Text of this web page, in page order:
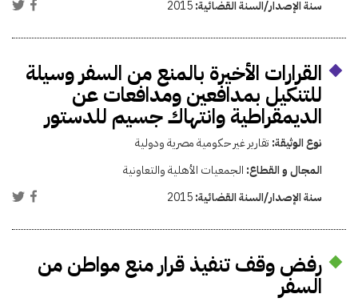
سنة الإصدار/السنة القضائية:2015
القرارات الأخيرة بالمنع من السفر وسيلة
للتنكيل بمدافعين ومدافعات عن
الديمقراطية وانتهاك جسيم للدستور
نوع الوثيقة: تقارير غير حكومية مصرية ودولية
المجال و القطاع: الجمعيات الأهلية والتعاونية
سنة الإصدار/السنة القضائية:2015
رفض وقف تنفيذ قرار منع مواطن من
السفر